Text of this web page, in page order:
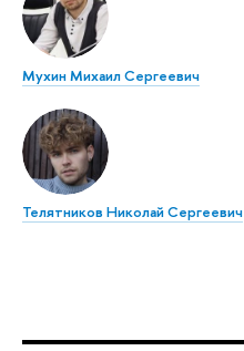
Мухин Михаил Сергеевич
Телятников Николай Сергеевич